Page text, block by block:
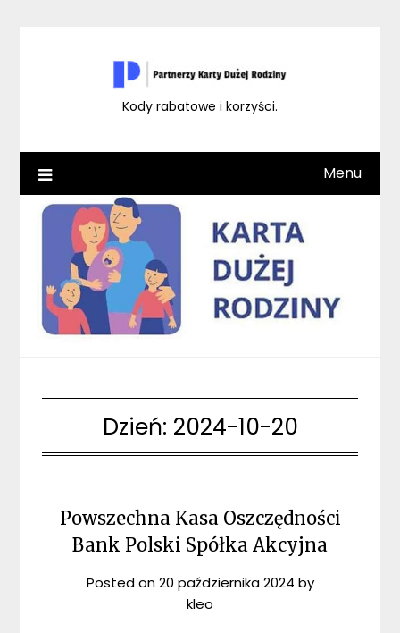
Kody rabatowe i korzyści.
Menu
Dzień: 2024-10-20
Powszechna Kasa Oszczędności
Bank Polski Spółka Akcyjna
Posted on20 października 2024 by
kleo